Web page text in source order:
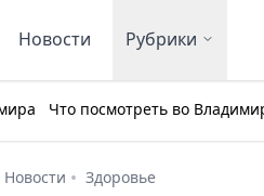
Новости Рубрики
Что посмотреть во
Новости Здоровье